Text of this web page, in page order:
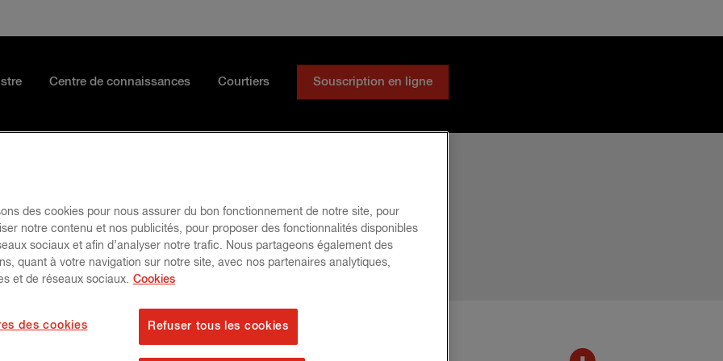
Centre de connaissances Courtiers Souscription en ligne
CyberClear
des cookies pour nous assurer du bon fonctionnement de notre site, pour
notre contenu et nos publicités, pour proposer des fonctionnalités disponibles
sociaux et afin d’analyser notre trafic. Nous partageons également des
quant à votre navigation sur notre site, avec nos partenaires analytiques,
et de réseaux sociaux. Cookies
des cookies Refuser tous les cookies